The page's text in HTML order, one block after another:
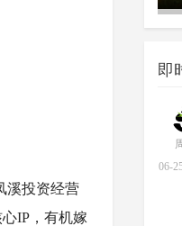
溪投资经营
IP，有机嫁
即
06-